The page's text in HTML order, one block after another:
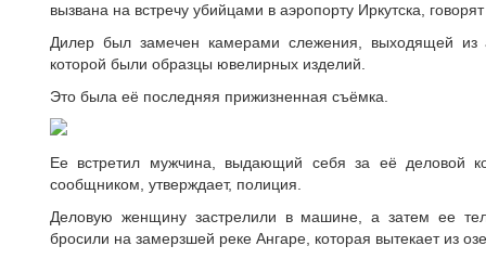
вызвана на встречу убийцами в аэропорту Иркутска,
Дилер был замечен камерами слежения, выходящей
которой были образцы ювелирных изделий.
Это была её последняя прижизненная съёмка.
Ее встретил мужчина, выдающий себя за её деловой
сообщником, утверждает, полиция.
Деловую женщину застрелили в машине, а затем ее
бросили на замерзшей реке Ангаре, которая вытекает из